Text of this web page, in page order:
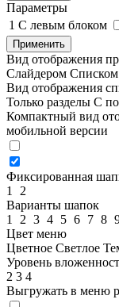
Параметры
1 C левым блоком
Применить
Вид отображения
Слайдером Списком
Вид отображения
Только разделы С
Компактный вид
мобильной версии
Фиксированная
1
2
Варианты шапок
1
2 3 4 5 6 7 8
Цвет меню
Цветное Светлое
Уровень
2 3 4
Выгружать в меню